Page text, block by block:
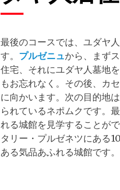
最後のコースでは、ユダヤ
す。 プルゼニュから、まず
住宅、それにユダヤ人墓地
もお忘れなく。その後、カ
に向かいます。次の目的地
られているネポムクです。
れる城館を見学することが
タリー・プルゼネツにある
ある気品あふれる城館です。